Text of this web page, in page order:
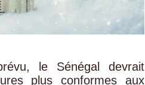
le Sénégal devrait
plus conformes aux